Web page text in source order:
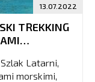
13.07.2022
TREKKING
Latarni,
morskimi,